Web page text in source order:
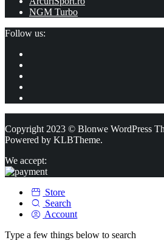
NGM Turbo
Follow us:
Copyright 2023 © Blonwe WordPress
Powered by KLBTheme.
We accept:
Store
Search
Account
Type a few things below to search